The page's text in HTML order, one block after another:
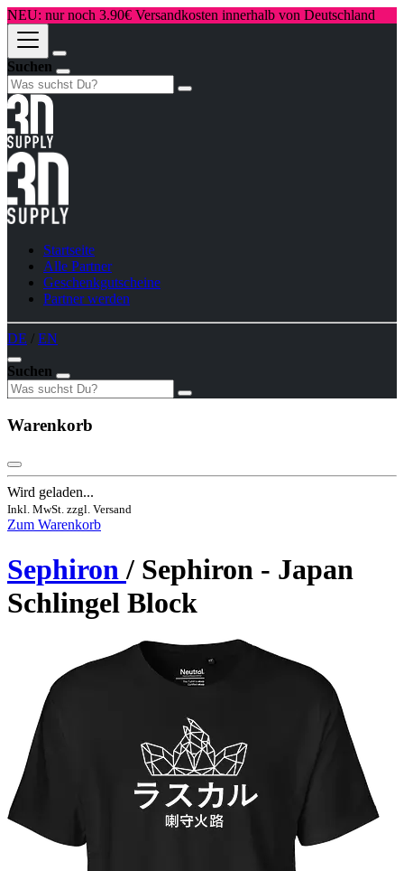
NEU: nur noch 3.90€ Versandkosten innerhalb von Deutschland
Suchen
Startseite
Alle Partner
Geschenkgutscheine
Partner werden
DE / EN
Suchen
Warenkorb
Wird geladen...
Inkl. MwSt. zzgl. Versand
Zum Warenkorb
Sephiron / Sephiron - Japan
Schlingel Block